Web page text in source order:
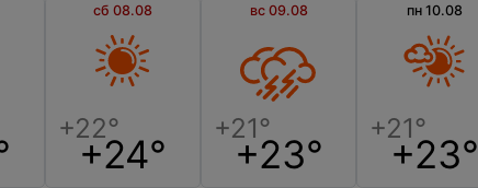
сб 08.08
+24°
вс 09.08
+23°
пн 10.08
+23°